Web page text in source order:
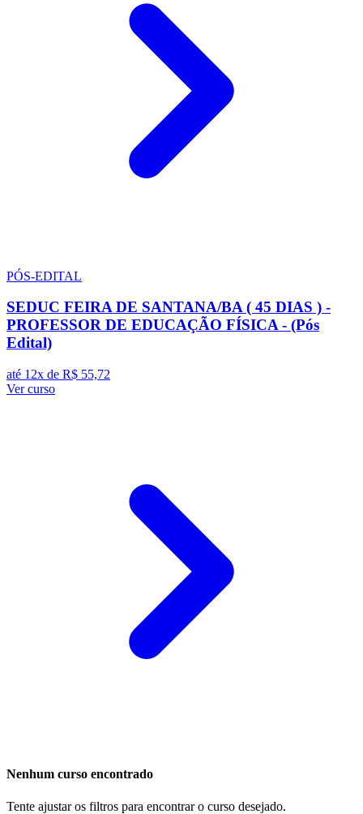
PÓS-EDITAL
SEDUC FEIRA DE SANTANA/BA ( 45 DIAS ) -
PROFESSOR DE EDUCAÇÃO FÍSICA - (Pós
Edital)
até 12x de R$ 55,72
Ver curso
Nenhum curso encontrado
Tente ajustar os filtros para encontrar o curso desejado.